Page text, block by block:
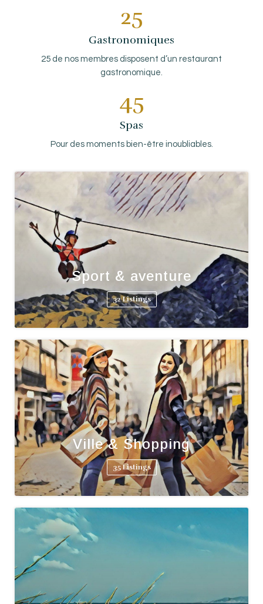
25
Gastronomiques
25 de nos membres disposent d’un restaurant
gastronomique.
45
Spas
Pour des moments bien-être inoubliables.
Sport & aventure
32 Listings
Ville & Shopping
35 Listings